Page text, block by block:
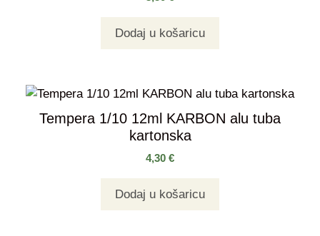
Dodaj u košaricu
Tempera 1/10 12ml KARBON alu tuba
kartonska
4,30 €
Dodaj u košaricu